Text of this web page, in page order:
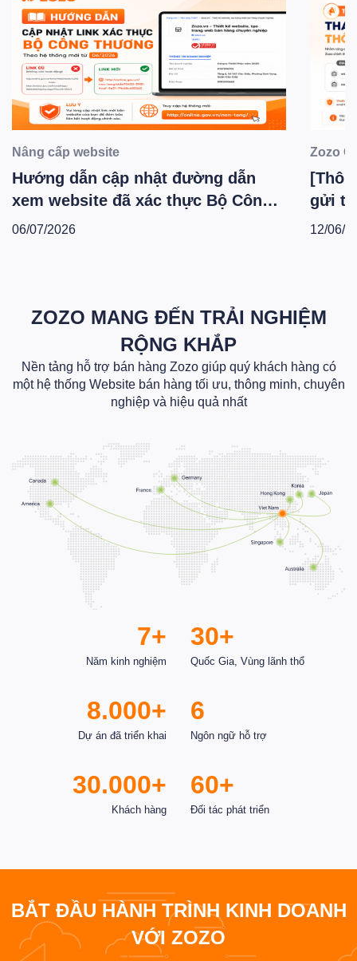
Nâng cấp website
Hướng dẫn cập nhật đường dẫn
xem website đã xác thực Bộ Công
Thương theo hệ thống mới -
06/07/2026
Zozo
gửi
Zozo
12/06/
ZOZO MANG ĐẾN TRẢI NGHIỆM
RỘNG KHẮP
Nền tảng hỗ trợ bán hàng Zozo giúp quý khách hàng có
một hệ thống Website bán hàng tối ưu, thông minh, chuyên
nghiệp và hiệu quả nhất
7+
Năm kinh nghiệm
8.000+
Dự án đã triển khai
30.000+
Khách hàng
30+
Quốc Gia, Vùng lãnh thổ
6
Ngôn ngữ hỗ trợ
60+
Đối tác phát triển
BẮT ĐẦU HÀNH TRÌNH KINH DOANH
VỚI ZOZO